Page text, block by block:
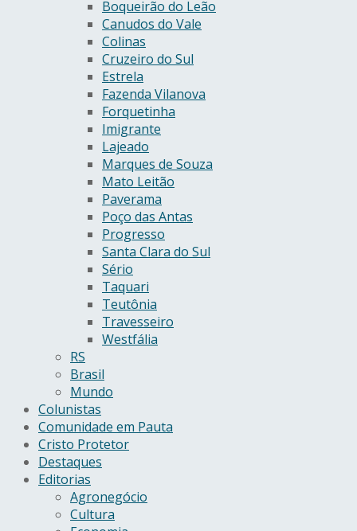
Boqueirão do Leão
Canudos do Vale
Colinas
Cruzeiro do Sul
Estrela
Fazenda Vilanova
Forquetinha
Imigrante
Lajeado
Marques de Souza
Mato Leitão
Paverama
Poço das Antas
Progresso
Santa Clara do Sul
Sério
Taquari
Teutônia
Travesseiro
Westfália
RS
Brasil
Mundo
Colunistas
Comunidade em Pauta
Cristo Protetor
Destaques
Editorias
Agronegócio
Cultura